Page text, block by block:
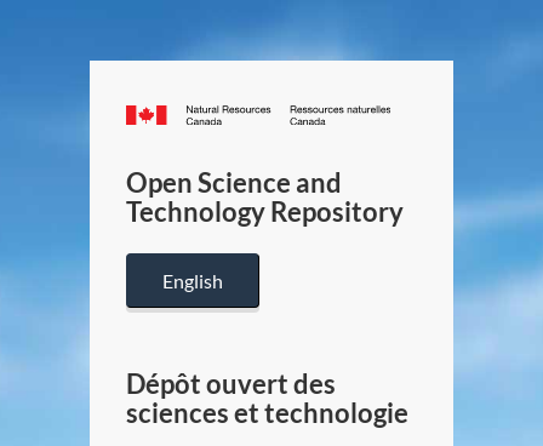
Canada.ca
/
Canada
Open Science and
Technology Repository
English
Dépôt ouvert des
sciences et technologie